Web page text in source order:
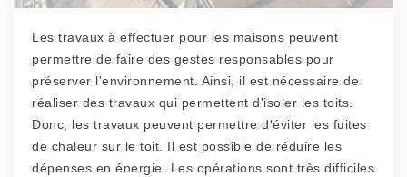
Les travaux à effectuer pour les maisons peuvent
permettre de faire des gestes responsables pour
préserver l'environnement. Ainsi, il est nécessaire de
réaliser des travaux qui permettent d'isoler les toits.
Donc, les travaux peuvent permettre d'éviter les fuites
de chaleur sur le toit. Il est possible de réduire les
dépenses en énergie. Les opérations sont très difficiles